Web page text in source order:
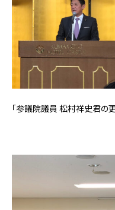
「参議院議員 松村祥史君の